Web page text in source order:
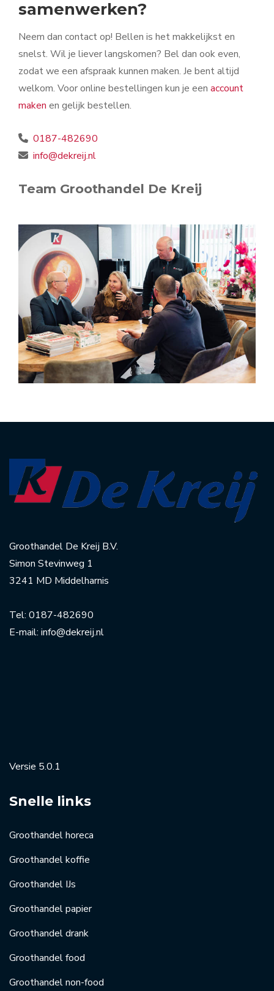
samenwerken?
Neem dan contact op! Bellen is het makkelijkst en
snelst. Wil je liever langskomen? Bel dan ook even,
zodat we een afspraak kunnen maken. Je bent altijd
welkom. Voor online bestellingen kun je een account
maken en gelijk bestellen.
0187-482690
info@dekreij.nl
Team Groothandel De Kreij
Groothandel De Kreij B.V.
Simon Stevinweg 1
3241 MD Middelharnis
Tel: 0187-482690
E-mail: info@dekreij.nl
Versie 5.0.1
Snelle links
Groothandel horeca
Groothandel koffie
Groothandel IJs
Groothandel papier
Groothandel drank
Groothandel food
Groothandel non-food